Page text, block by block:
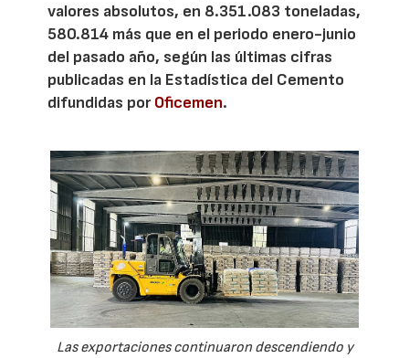
valores absolutos, en 8.351.083 toneladas,
580.814 más que en el periodo enero-junio
del pasado año, según las últimas cifras
publicadas en la Estadística del Cemento
difundidas porOficemen.
Las exportaciones continuaron descendiendo y